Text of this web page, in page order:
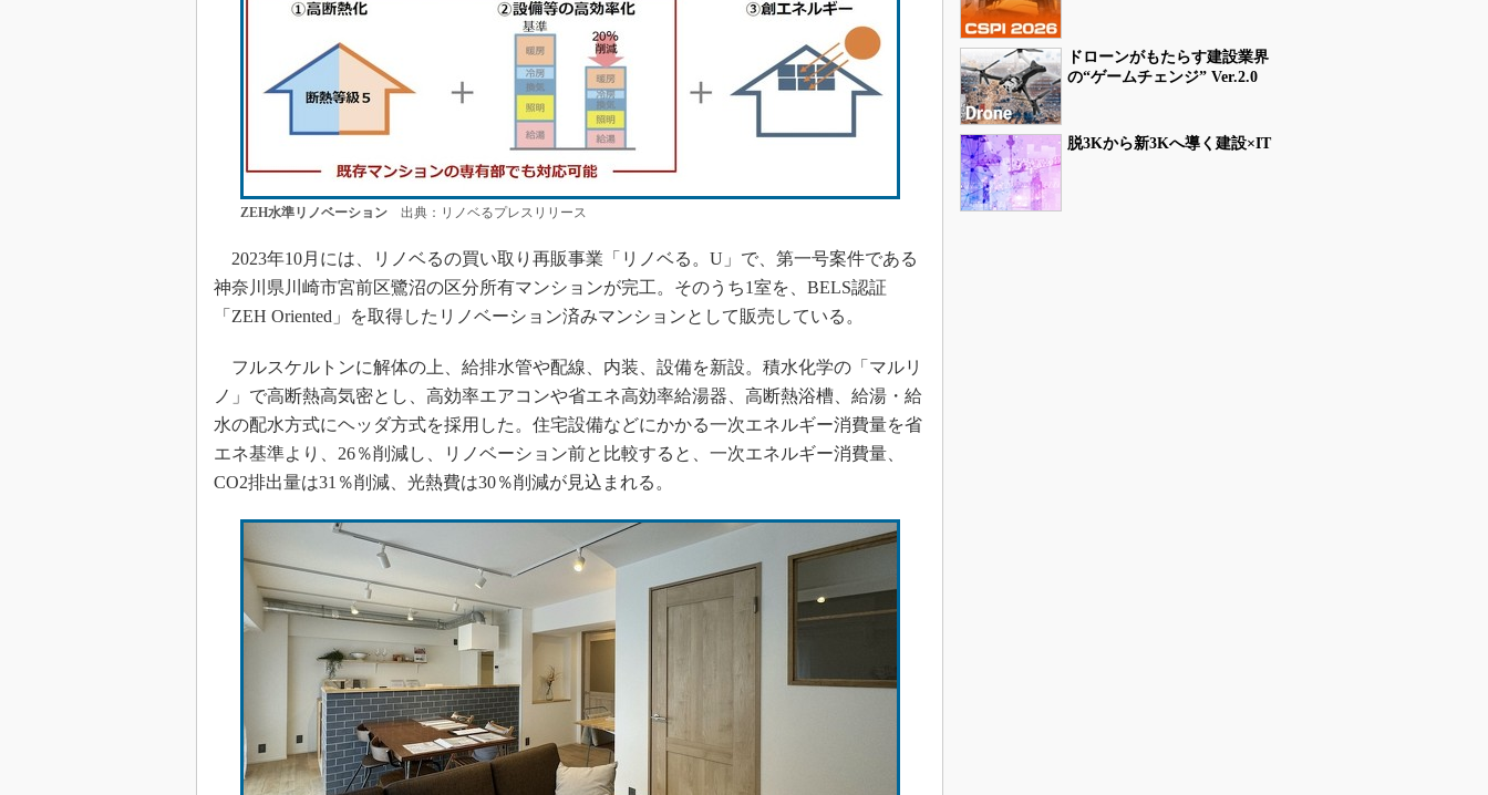
ZEH水準リノベーション出典：リノベるプレスリリース
2023年10月には、リノベるの買い取り再販事業「リノベる。U」で、第一号案件である
神奈川県川崎市宮前区鷺沼の区分所有マンションが完工。そのうち1室を、BELS認証
「ZEH Oriented」を取得したリノベーション済みマンションとして販売している。
フルスケルトンに解体の上、給排水管や配線、内装、設備を新設。積水化学の「マルリ
ノ」で高断熱高気密とし、高効率エアコンや省エネ高効率給湯器、高断熱浴槽、給湯・給
水の配水方式にヘッダ方式を採用した。住宅設備などにかかる一次エネルギー消費量を省
エネ基準より、26％削減し、リノベーション前と比較すると、一次エネルギー消費量、
CO2排出量は31％削減、光熱費は30％削減が見込まれる。
ドローンがもたらす建設業界
の“ゲームチェンジ” Ver.2.0
脱3Kから新3Kへ導く建設×IT